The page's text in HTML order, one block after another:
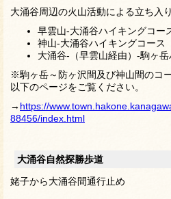
大涌谷周辺の火山活動による立ち入
早雲山‐大涌谷ハイキングコー
神山-大涌谷ハイキングコース
大涌谷-（早雲山経由）-駒ヶ
※駒ヶ岳～防ヶ沢間及び神山間のコ
以下のページをご覧ください。
→ https://
88456/index.html
大涌谷自然探勝歩道
姥子から大涌谷間通行止め